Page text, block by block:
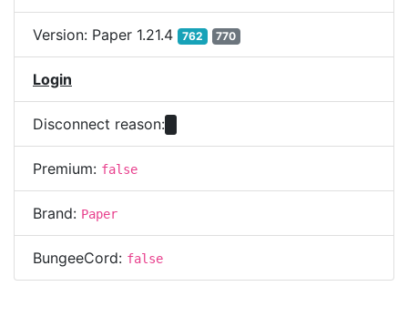
Version: Paper 1.21.4 762 770
Login
Disconnect reason:
Premium: false
Brand: Paper
BungeeCord: false